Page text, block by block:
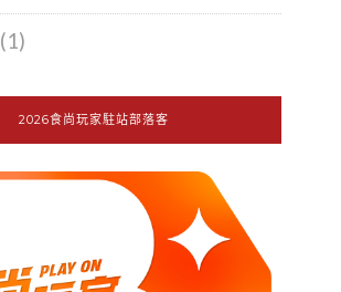
(1)
2026食尚玩家駐站部落客